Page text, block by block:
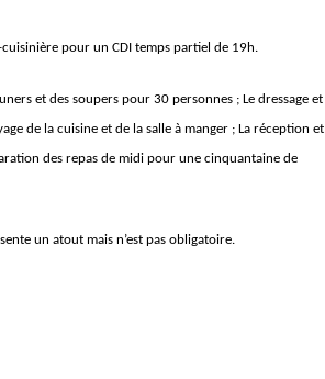
pour un CDI temps partiel de 19h.
et des soupers pour 30 personnes ; Le dressage et
de la cuisine et de la salle à manger ; La réception et
des repas de midi pour une cinquantaine de
un atout mais n’est pas obligatoire.